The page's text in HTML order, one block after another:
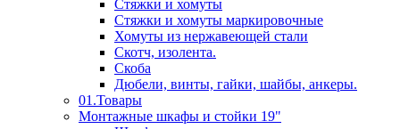
Стяжки и хомуты
Стяжки и хомуты маркировочные
Хомуты из нержавеющей стали
Скотч, изолента.
Скоба
Дюбели, винты, гайки, шайбы, анкеры.
01.Товары
Монтажные шкафы и стойки 19"